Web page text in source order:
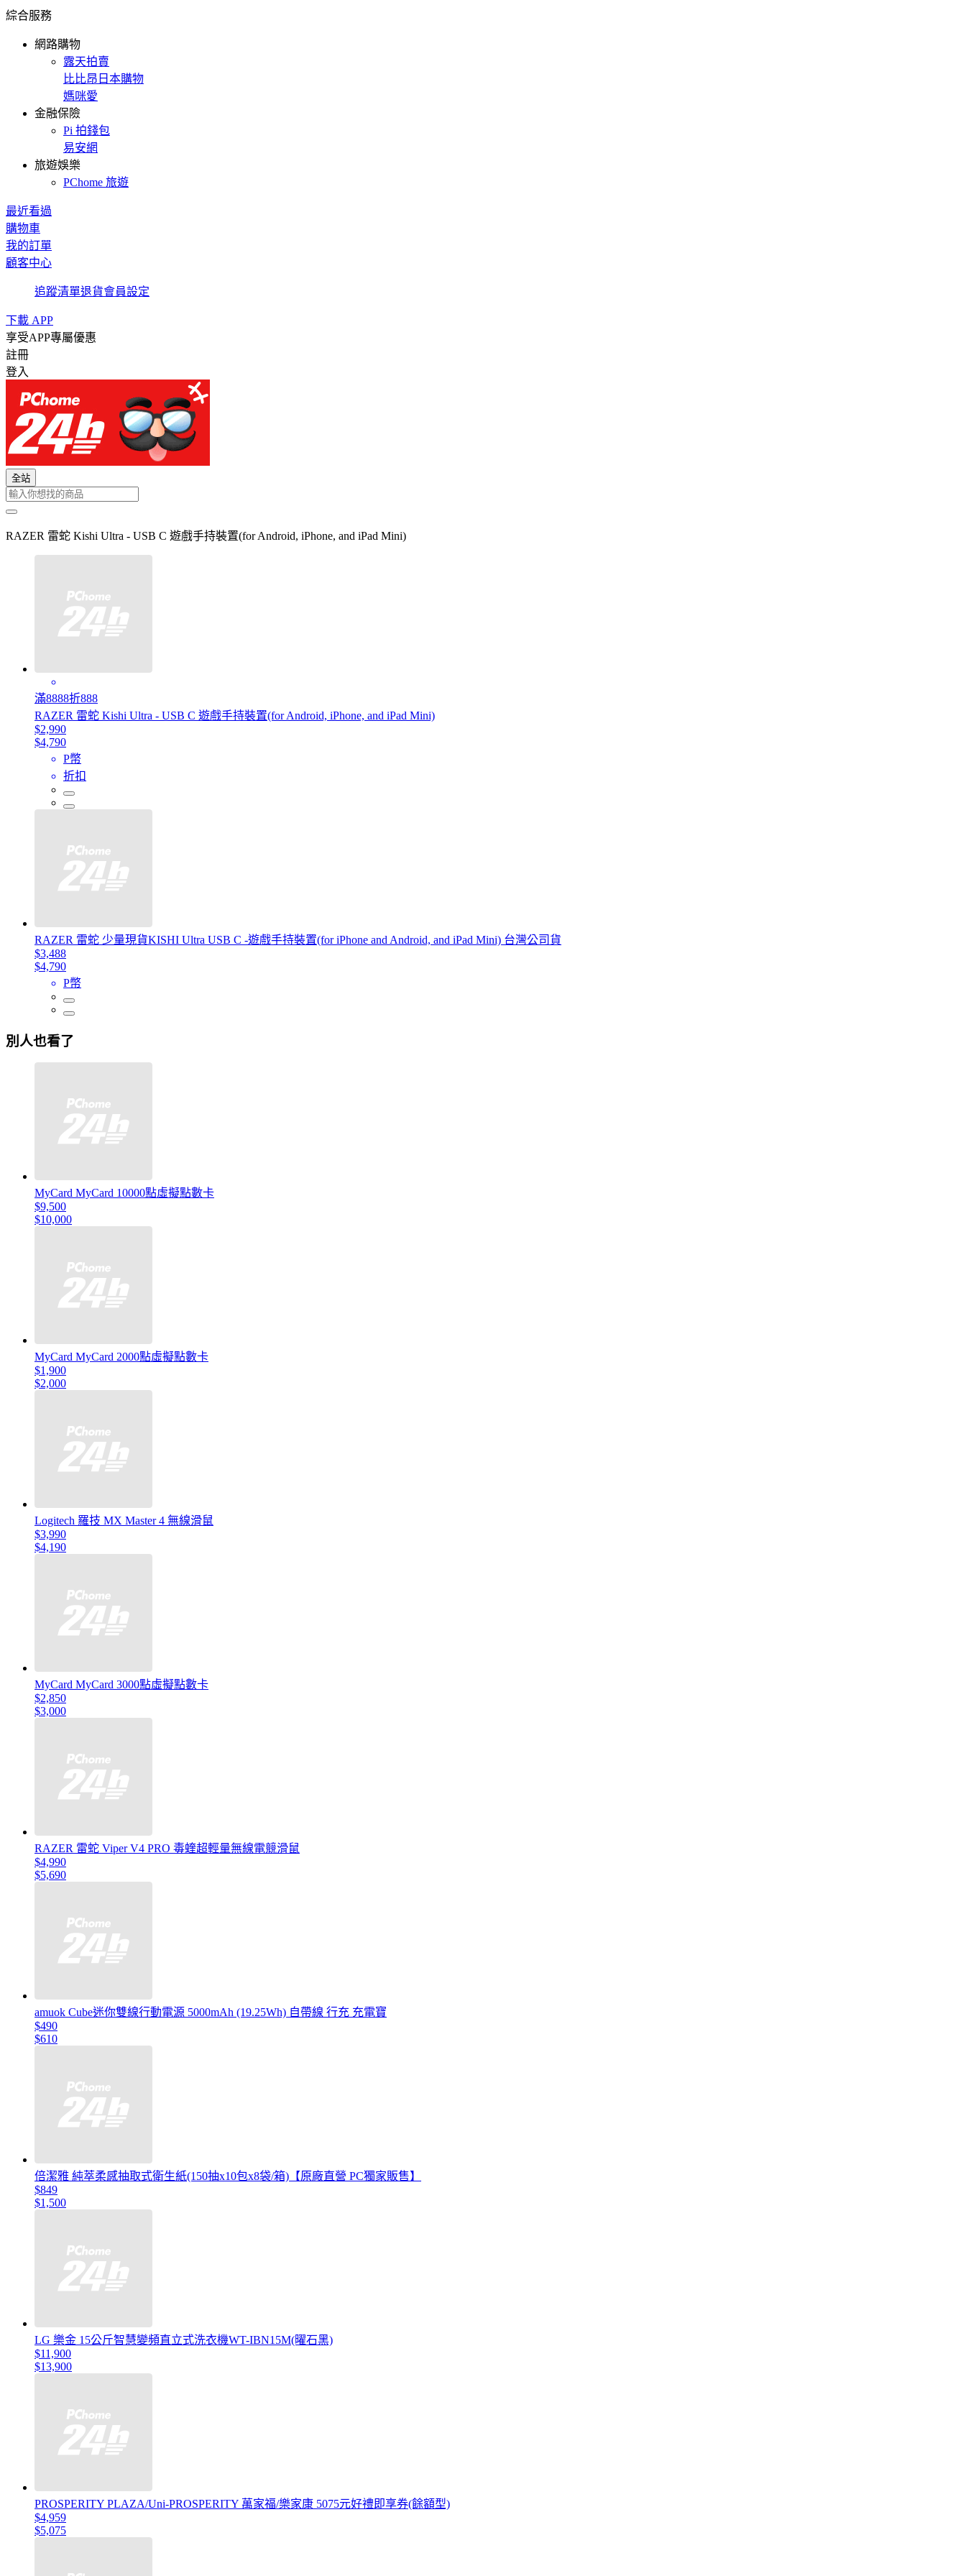
綜合服務
網路購物
露天拍賣
比比昂日本購物
媽咪愛
金融保險
Pi 拍錢包
易安網
旅遊娛樂
PChome 旅遊
最近看過
購物車
我的訂單
顧客中心
追蹤清單退貨會員設定
下載 APP
享受APP專屬優惠
註冊
登入
全站
RAZER 雷蛇 Kishi Ultra - USB C 遊戲手持裝置(for Android, iPhone, and iPad Mini)
滿8888折888
RAZER 雷蛇 Kishi Ultra - USB C 遊戲手持裝置(for Android, iPhone, and iPad Mini)
$2,990
$4,790
P幣
折扣
RAZER 雷蛇 少量現貨KISHI Ultra USB C -遊戲手持裝置(for iPhone and Android, and iPad Mini) 台灣公司貨
$3,488
$4,790
P幣
別人也看了
MyCard MyCard 10000點虛擬點數卡
$9,500
$10,000
MyCard MyCard 2000點虛擬點數卡
$1,900
$2,000
Logitech 羅技 MX Master 4 無線滑鼠
$3,990
$4,190
MyCard MyCard 3000點虛擬點數卡
$2,850
$3,000
RAZER 雷蛇 Viper V4 PRO 毒蝰超輕量無線電競滑鼠
$4,990
$5,690
amuok Cube迷你雙線行動電源 5000mAh (19.25Wh) 自帶線 行充 充電寶
$490
$610
倍潔雅 純萃柔感抽取式衛生紙(150抽x10包x8袋/箱)【原廠直營 PC獨家販售】
$849
$1,500
LG 樂金 15公斤智慧變頻直立式洗衣機WT-IBN15M(曜石黑)
$11,900
$13,900
PROSPERITY PLAZA/Uni-PROSPERITY 萬家福/樂家康 5075元好禮即享券(餘額型)
$4,959
$5,075